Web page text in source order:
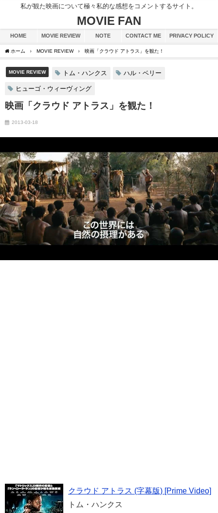
私が観た映画について極々私的な感想をコメントするサイト。
MOVIE FAN
HOME MOVIE REVIEW NOTE CONTACT ME PRIVACY POLICY
ホーム MOVIE REVIEW 映画「クラウド アトラス」を観た！
MOVIE REVIEW トム・ハンクス ハル・ベリー
ヒューゴ・ウィーヴィング
映画「クラウド アトラス」を観た！
2013-03-18
クラウド アトラス (字幕版) [Prime Video]
トム・ハンクス